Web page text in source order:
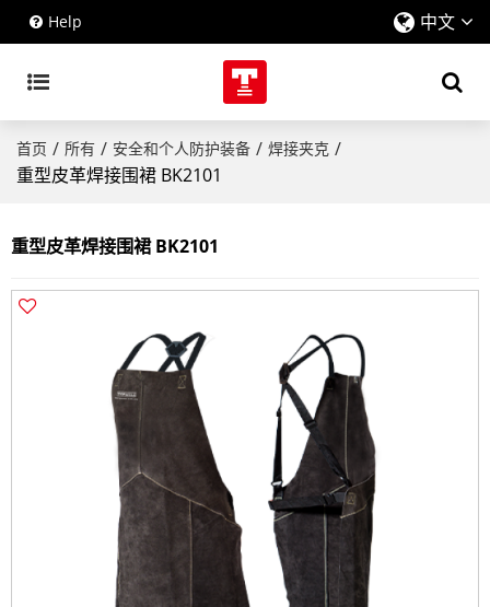
Help 中文
首页 / 所有 / 安全和个人防护装备 / 焊接夹克 /
重型皮革焊接围裙 BK2101
重型皮革焊接围裙 BK2101